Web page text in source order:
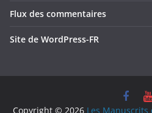
Flux des commentaires
Site de WordPress-FR
Copyright © 2026 Les